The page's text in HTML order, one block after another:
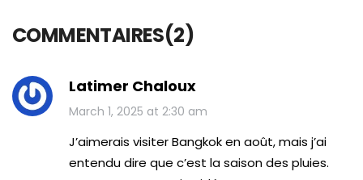
COMMENTAIRES(2)
Latimer Chaloux
March 1, 2025 at 2:30 am
J’aimerais visiter Bangkok en août, mais j’ai
entendu dire que c’est la saison des pluies.